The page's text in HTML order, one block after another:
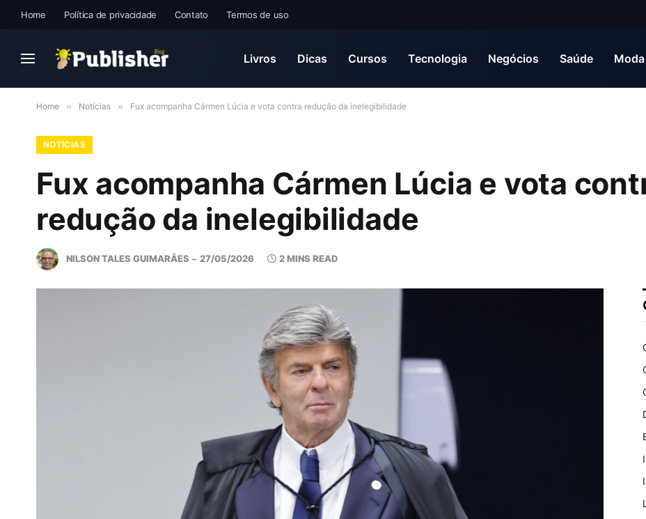
Home Política de privacidade Contato Termos de uso
Livros Dicas Cursos Tecnologia Negócios Saúde Moda
Home » Notícias » Fux acompanha Cármen Lúcia e vota contra redução da inelegibilidade
NOTÍCIAS
Fux acompanha Cármen Lúcia e vota
redução da inelegibilidade
NILSON TALES GUIMARÃES 27/05/2026 2 MINS READ